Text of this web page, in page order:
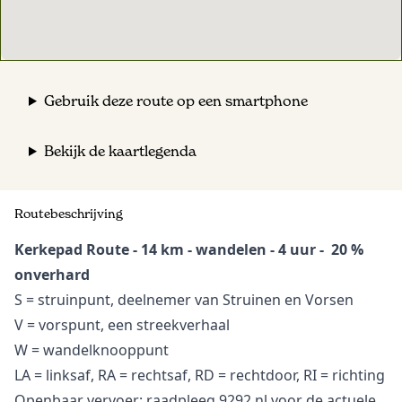
Gebruik deze route op een smartphone
Bekijk de kaartlegenda
Routebeschrijving
Kerkepad Route - 14 km - wandelen - 4 uur - 20 %
onverhard
S = struinpunt, deelnemer van Struinen en Vorsen
V = vorspunt, een streekverhaal
W = wandelknooppunt
LA = linksaf, RA = rechtsaf, RD = rechtdoor, RI = richting